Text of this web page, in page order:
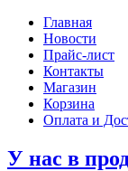
Главная
Новости
Прайс-лист
Контакты
Магазин
Корзина
Оплата и
У нас в